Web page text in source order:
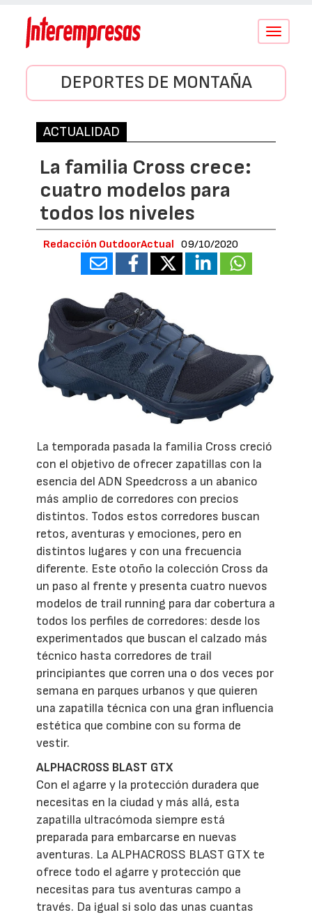
Conmutar
DEPORTES DE MONTAÑA
ACTUALIDAD
La familia Cross crece:
cuatro modelos para
todos los niveles
Redacción OutdoorActual 09/10/2020
La temporada pasada la familia Cross creció
con el objetivo de ofrecer zapatillas con la
esencia del ADN Speedcross a un abanico
más amplio de corredores con precios
distintos. Todos estos corredores buscan
retos, aventuras y emociones, pero en
distintos lugares y con una frecuencia
diferente. Este otoño la colección Cross da
un paso al frente y presenta cuatro nuevos
modelos de trail running para dar cobertura a
todos los perfiles de corredores: desde los
experimentados que buscan el calzado más
técnico hasta corredores de trail
principiantes que corren una o dos veces por
semana en parques urbanos y que quieren
una zapatilla técnica con una gran influencia
estética que combine con su forma de
vestir.
ALPHACROSS BLAST GTX
Con el agarre y la protección duradera que
necesitas en la ciudad y más allá, esta
zapatilla ultracómoda siempre está
preparada para embarcarse en nuevas
aventuras. La ALPHACROSS BLAST GTX te
ofrece todo el agarre y protección que
necesitas para tus aventuras campo a
través. Da igual si solo das unas cuantas